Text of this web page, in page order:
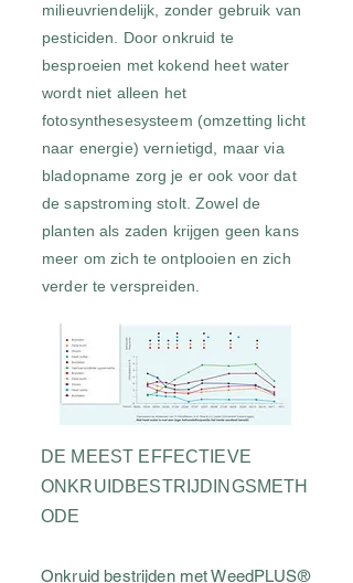
milieuvriendelijk, zonder gebruik van
pesticiden. Door onkruid te
besproeien met kokend heet water
wordt niet alleen het
fotosynthesesysteem (omzetting licht
naar energie) vernietigd, maar via
bladopname zorg je er ook voor dat
de sapstroming stolt. Zowel de
planten als zaden krijgen geen kans
meer om zich te ontplooien en zich
verder te verspreiden.
DE MEEST EFFECTIEVE
ONKRUIDBESTRIJDINGSMETH
ODE
Onkruid bestrijden met WeedPLUS®